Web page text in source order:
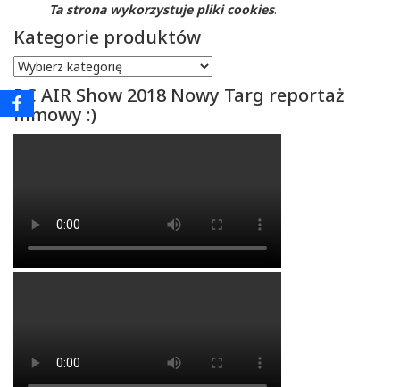
Ta strona wykorzystuje pliki cookies.
Kategorie produktów
RC AIR Show 2018 Nowy Targ reportaż
filmowy :)